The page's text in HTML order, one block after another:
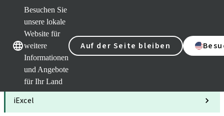
Besuchen Sie
unsere lokale
Website für
weitere
Informationen
und Angebote
für Ihr Land
Auf der Seite bleiben
Unsere MarkenUnsere Marken
Kategorien
iExcel